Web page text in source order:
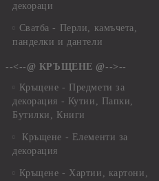
декораци
Сватба - Перли, камъчета,
панделки и дантели
--<--@ КРЪЩЕНЕ @-->--
Кръщене - Предмети за
декорация - Кутии, Папки,
Бутилки, Книги
Кръщене - Елементи за
декорация
Кръщене - Хартии, картони,